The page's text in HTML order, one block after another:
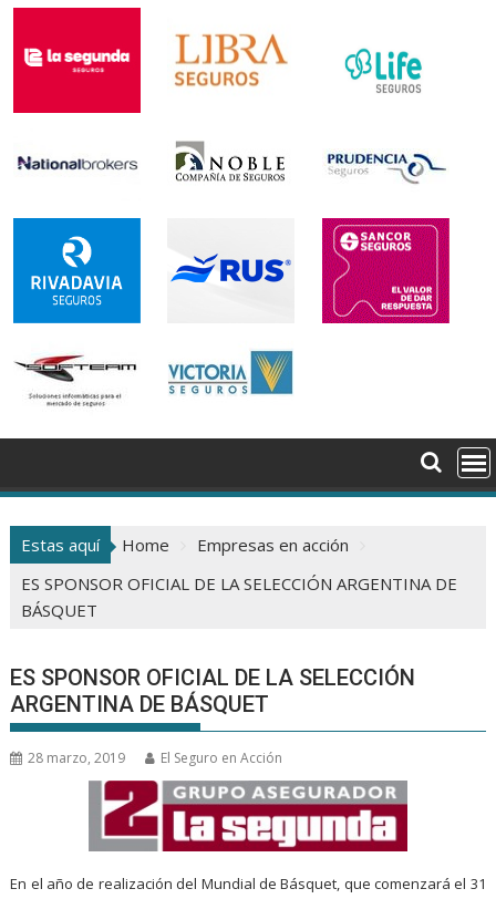
Estas aquí Home
Empresas en acción
ES SPONSOR OFICIAL DE LA SELECCIÓN ARGENTINA DE
BÁSQUET
ES SPONSOR OFICIAL DE LA SELECCIÓN
ARGENTINA DE BÁSQUET
28 marzo, 2019 El Seguro en Acción
En el año de realización del Mundial de Básquet, que comenzará el 31